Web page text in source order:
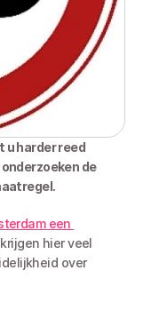
u harder reed
de
een
hier veel
over